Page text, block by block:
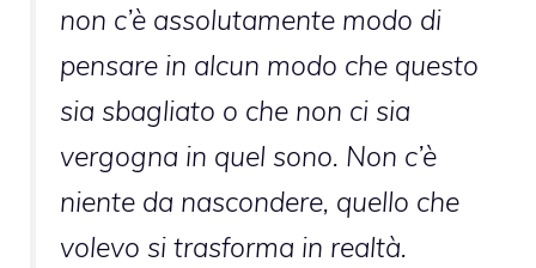
non c’è assolutamente modo di
pensare in alcun modo che questo
sia sbagliato o che non ci sia
vergogna in quel sono. Non c’è
niente da nascondere, quello che
volevo si trasforma in realtà.